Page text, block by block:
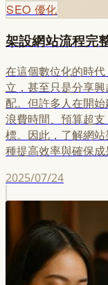
SEO 優化
架設網站流程完
在這個數位化的時
立，甚至只是分享
配。但許多人在開
浪費時間、預算超
標。因此，了解網
種提高效率與確保成
2025/07/24